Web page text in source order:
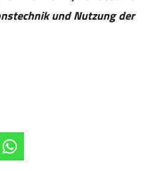
und Nutzung der